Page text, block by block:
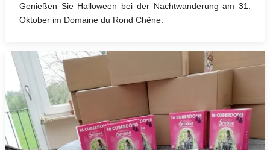
Genießen Sie Halloween bei der Nachtwanderung am 31.
Oktober im Domaine du Rond Chêne.